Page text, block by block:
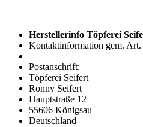
Herstellerinfo Töpferei
Kontaktinformation gem.
Postanschrift:
Töpferei Seifert
Ronny Seifert
Hauptstraße 12
55606 Königsau
Deutschland